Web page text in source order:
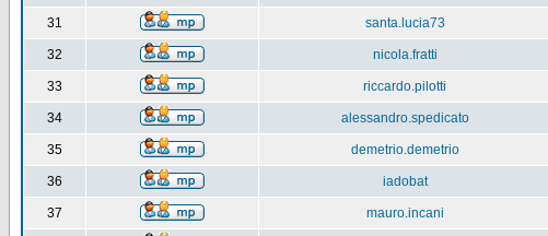
31 santa.lucia73
32 nicola.fratti
33 riccardo.pilotti
34 alessandro.spedicato
35 demetrio.demetrio
36 iadobat
37 mauro.incani